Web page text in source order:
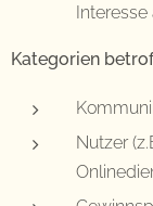
Interesse
Kategorien
Nutzer